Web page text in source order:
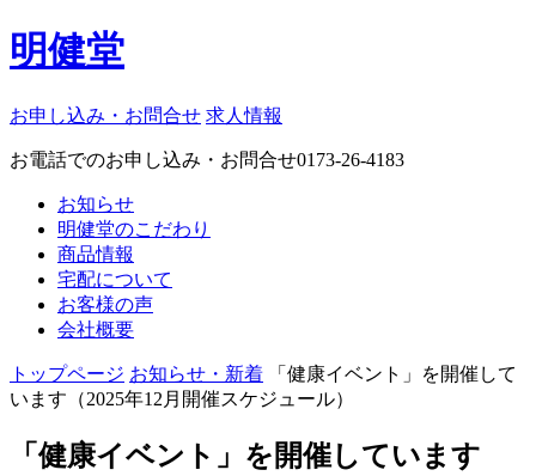
明健堂
お申し込み・お問合せ 求人情報
お電話でのお申し込み・お問合せ0173-26-4183
お知らせ
明健堂のこだわり
商品情報
宅配について
お客様の声
会社概要
トップページ お知らせ・新着
「健康イベント」を開催して
います（2025年12月開催スケジュール）
「健康イベント」を開催しています